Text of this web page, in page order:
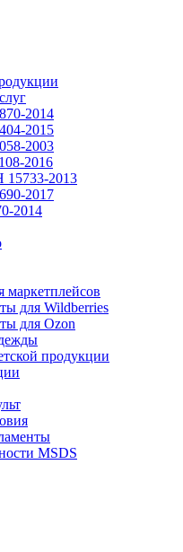
2014
2015
2003
2016
2013
2017
2014
маркетплейсов
для Wildberries
для Ozon
продукции
MSDS